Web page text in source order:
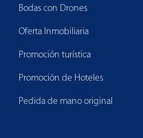
Bodas con Drones
Oferta Inmobiliaria
Promoción turística
Promoción de Hoteles
Pedida de mano original